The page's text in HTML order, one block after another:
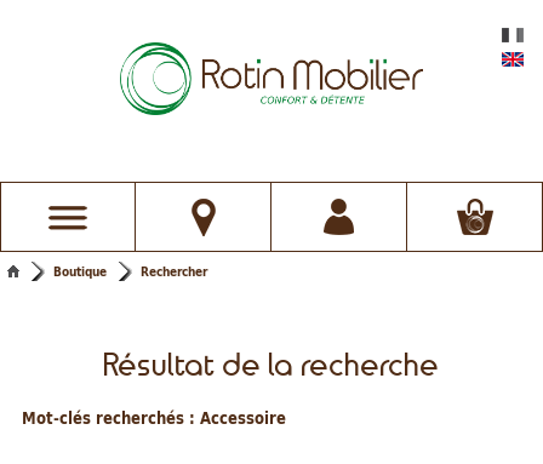
Boutique Rechercher
Résultat de la recherche
Mot-clés recherchés : Accessoire